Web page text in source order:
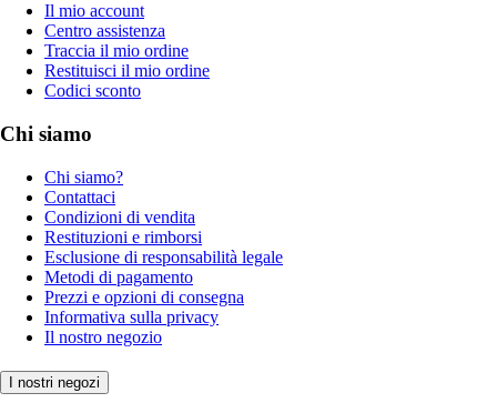
Il mio account
Centro assistenza
Traccia il mio ordine
Restituisci il mio ordine
Codici sconto
Chi siamo
Chi siamo?
Contattaci
Condizioni di vendita
Restituzioni e rimborsi
Esclusione di responsabilità legale
Metodi di pagamento
Prezzi e opzioni di consegna
Informativa sulla privacy
Il nostro negozio
I nostri negozi